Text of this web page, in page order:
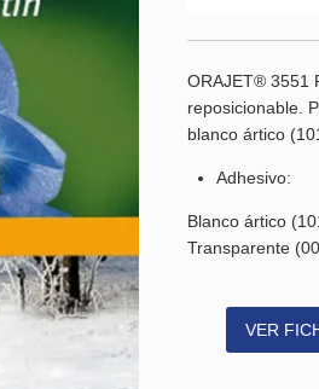
ORAJET® 3551
reposicionable.
blanco ártico
Adhesivo:
Blanco ártico
Transparente
VER